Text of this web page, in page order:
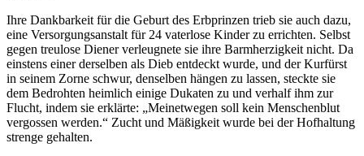
Ihre Dankbarkeit für die Geburt des Erbprinzen trieb sie auch dazu,
eine Versorgungsanstalt für 24 vaterlose Kinder zu errichten. Selbst
gegen treulose Diener verleugnete sie ihre Barmherzigkeit nicht. Da
einstens einer derselben als Dieb entdeckt wurde, und der Kurfürst
in seinem Zorne schwur, denselben hängen zu lassen, steckte sie
dem Bedrohten heimlich einige Dukaten zu und verhalf ihm zur
Flucht, indem sie erklärte: „Meinetwegen soll kein Menschenblut
vergossen werden.“ Zucht und Mäßigkeit wurde bei der Hofhaltung
strenge gehalten.